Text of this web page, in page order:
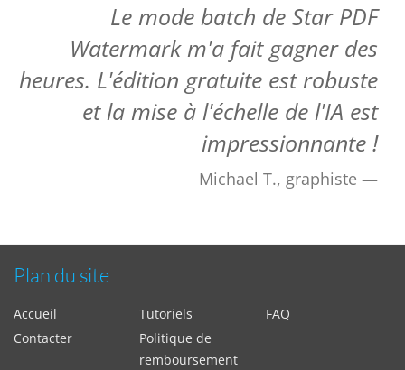
Le mode batch de Star PDF
Watermark m'a fait gagner des
heures. L'édition gratuite est robuste
et la mise à l'échelle de l'IA est
impressionnante !
Michael T., graphiste
Plan du site
Accueil Tutoriels
FAQ
Contacter
Politique de
remboursement